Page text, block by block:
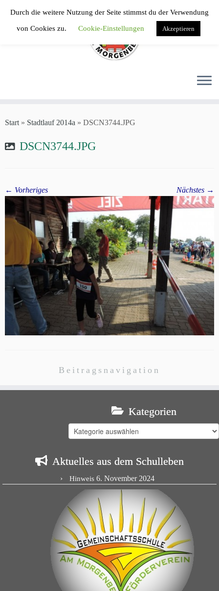
springen
Start » Stadtlauf 2014a » DSCN3744.JPG
DSCN3744.JPG
← Vorheriges Nächstes →
Beitragsnavigation
Kategorien
Kategorien
Aktuelles aus dem Schulleben
Hinweis 6. November 2024
Durch die weitere Nutzung der Seite stimmst du der Verwendung
von Cookies zu. Cookie-Einstellungen Akzeptieren